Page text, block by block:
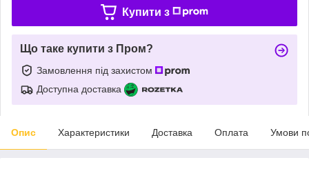
Купити з
Що таке купити з Пром?
Замовлення під захистом
Доступна доставка
Опис Характеристики Доставка Оплата Умови